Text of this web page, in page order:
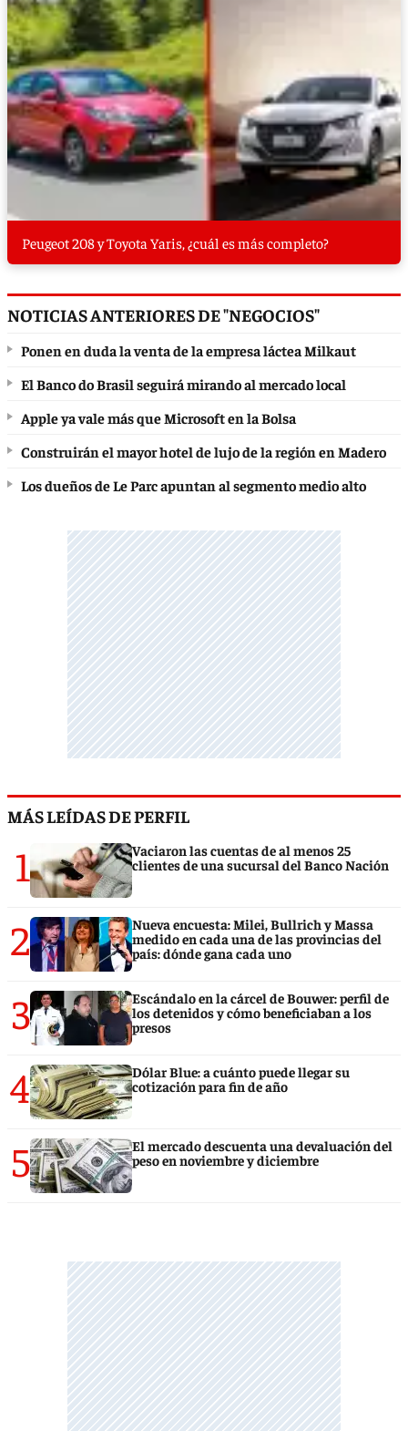
Peugeot 208 y Toyota Yaris, ¿cuál es más completo?
NOTICIAS ANTERIORES DE "NEGOCIOS"
Ponen en duda la venta de la empresa láctea Milkaut
El Banco do Brasil seguirá mirando al mercado local
Apple ya vale más que Microsoft en la Bolsa
Construirán el mayor hotel de lujo de la región en Madero
Los dueños de Le Parc apuntan al segmento medio alto
MÁS LEÍDAS DE PERFIL
1
Vaciaron las cuentas de al menos 25
clientes de una sucursal del Banco Nación
2
Nueva encuesta: Milei, Bullrich y Massa
medido en cada una de las provincias del
país: dónde gana cada uno
3
Escándalo en la cárcel de Bouwer: perfil de
los detenidos y cómo beneficiaban a los
presos
4
Dólar Blue: a cuánto puede llegar su
cotización para fin de año
5
El mercado descuenta una devaluación del
peso en noviembre y diciembre